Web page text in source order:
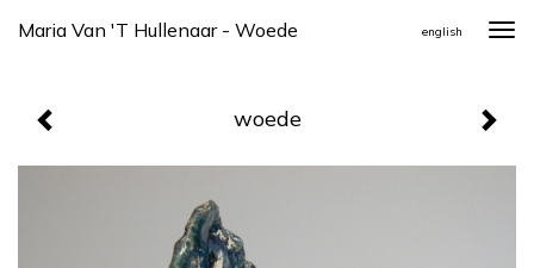
Maria Van 't Hullenaar - Woede english
woede